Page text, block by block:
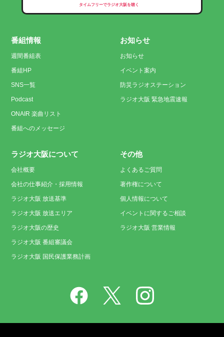
タイムフリーでラジオ大阪を聴く
番組情報
週間番組表
番組HP
SNS一覧
Podcast
ONAIR 楽曲リスト
番組へのメッセージ
お知らせ
お知らせ
イベント案内
防災ラジオステーション
ラジオ大阪 緊急地震速報
ラジオ大阪について
会社概要
会社の仕事紹介・採用情報
ラジオ大阪 放送基準
ラジオ大阪 放送エリア
ラジオ大阪の歴史
ラジオ大阪 番組審議会
ラジオ大阪 国民保護業務計画
その他
よくあるご質問
著作権について
個人情報について
イベントに関するご相談
ラジオ大阪 営業情報